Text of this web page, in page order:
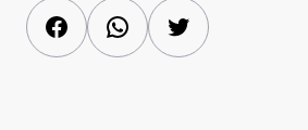
FacebookWhatsAppTwitter